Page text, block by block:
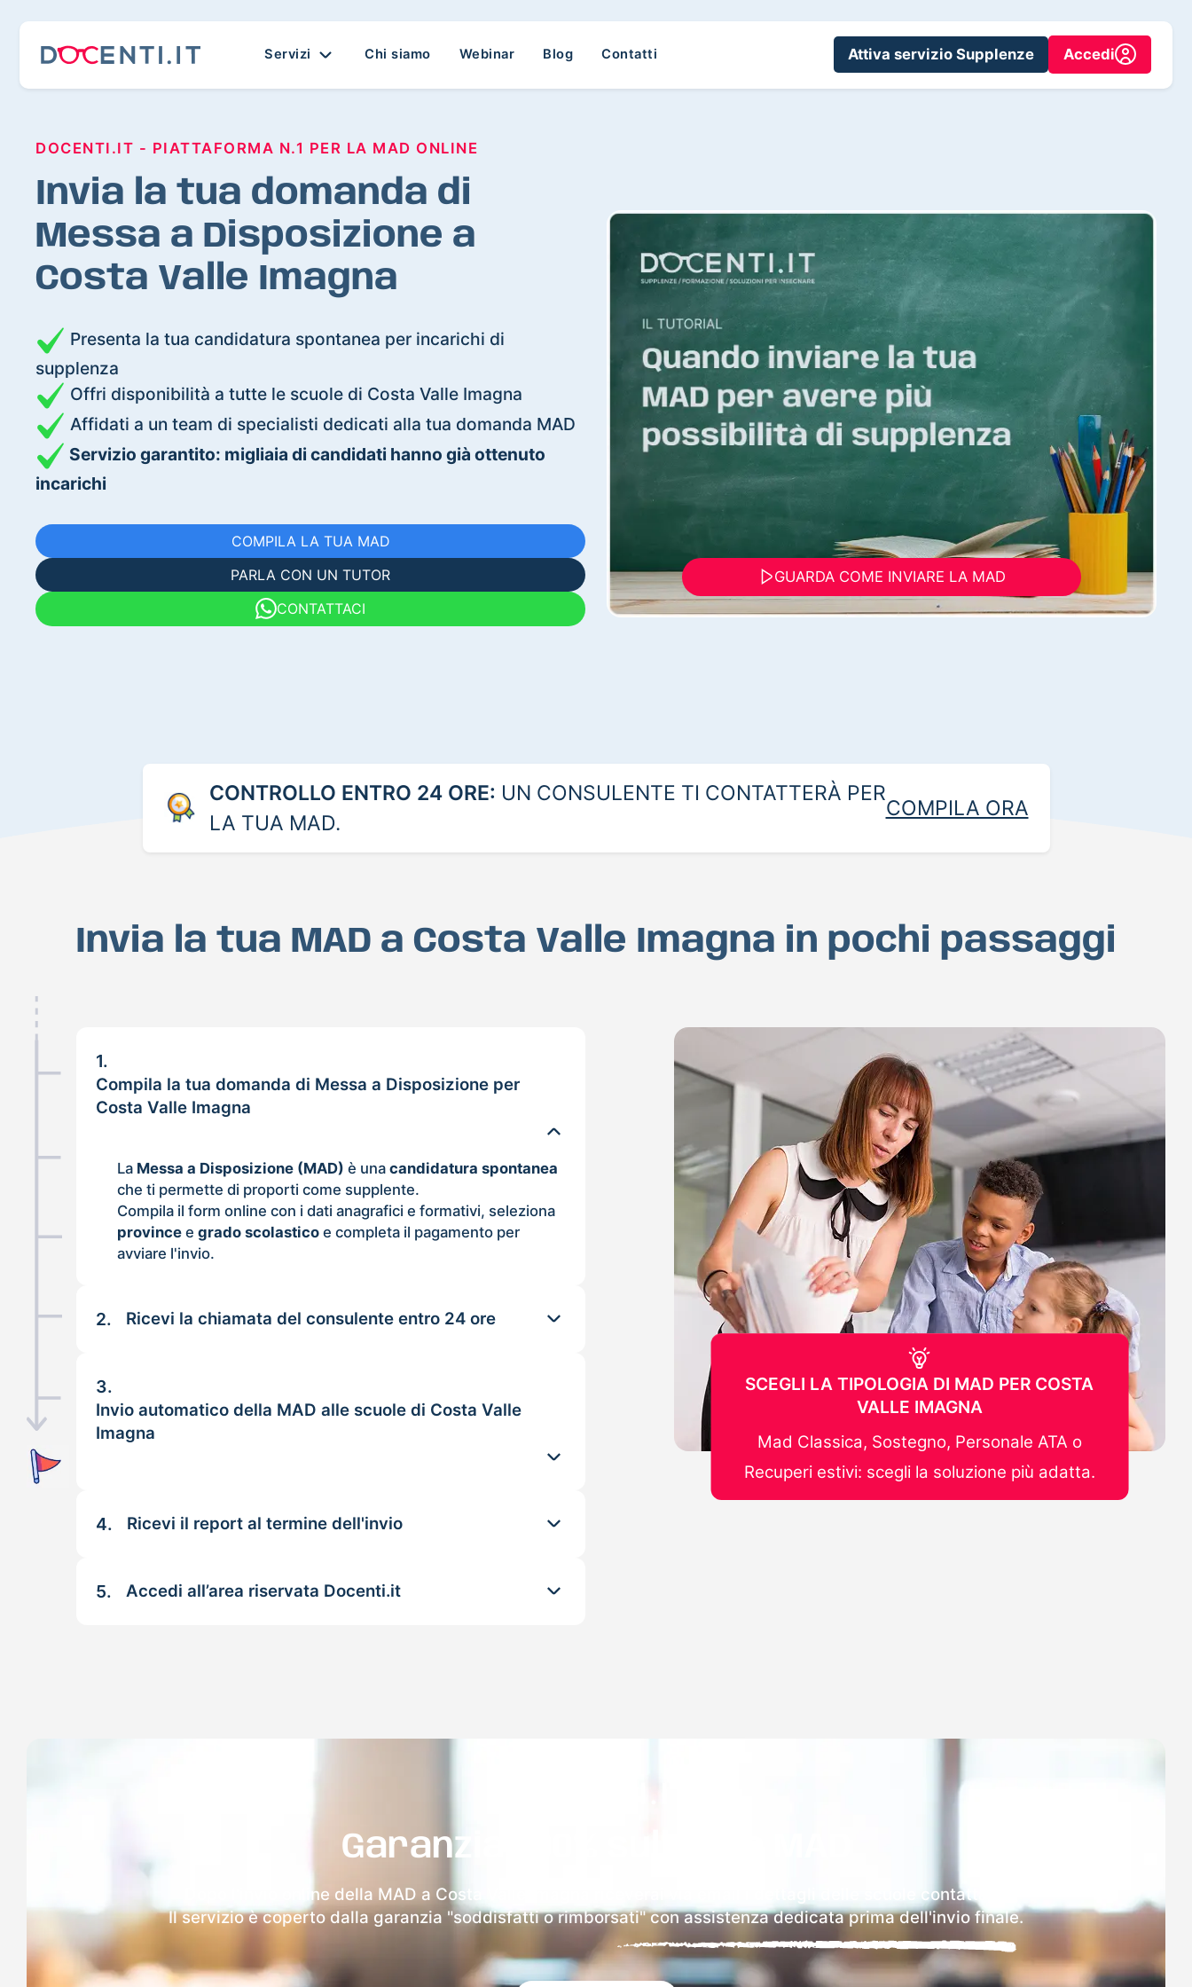
Servizi Chi siamo Webinar Blog Contatti Attiva servizio Supplenze Accedi
DOCENTI.IT - PIATTAFORMA N.1 PER LA MAD ONLINE
Invia la tua domanda di
Messa a Disposizione a
Costa Valle Imagna
Presenta la tua candidatura spontanea per incarichi di
supplenza
Offri disponibilità a tutte le scuole di Costa Valle Imagna
Affidati a un team di specialisti dedicati alla tua domanda MAD
Servizio garantito: migliaia di candidati hanno già ottenuto
incarichi
COMPILA LA TUA MAD
PARLA CON UN TUTOR
CONTATTACI
GUARDA COME INVIARE LA MAD
CONTROLLO ENTRO 24 ORE: UN CONSULENTE TI CONTATTERÀ PER
LA TUA MAD.
COMPILA ORA
Invia la tua MAD a Costa Valle Imagna in pochi passaggi
1.
Compila la tua domanda di Messa a Disposizione per
Costa Valle Imagna
La Messa a Disposizione (MAD) è unacandidatura spontanea
che ti permette di proporti come supplente.
Compila il form online con i dati anagrafici e formativi, seleziona
province egrado scolastico e completa il pagamento per
avviare l'invio.
2. Ricevi la chiamata del consulente entro 24 ore
3.
Invio automatico della MAD alle scuole di Costa Valle
Imagna
4. Ricevi il report al termine dell'invio
5. Accedi all’area riservata Docenti.it
SCEGLI LA TIPOLOGIA DI MAD PER COSTA
VALLE IMAGNA
Mad Classica, Sostegno, Personale ATA o
Recuperi estivi: scegli la soluzione più adatta.
Garanzia 100% sulla tua MAD
Dopo l'invio online della MAD a Costa Valle Imagna riceverai via email i dettagli delle scuole contattate.
Il servizio è coperto dalla garanzia "soddisfatti o rimborsati" con assistenza dedicata prima dell'invio finale.